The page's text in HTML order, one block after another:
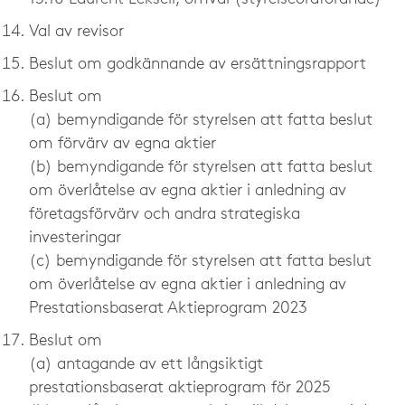
Val av revisor
Beslut om godkännande av ersättningsrapport
Beslut om
(a) bemyndigande för styrelsen att fatta beslut
om förvärv av egna aktier
(b) bemyndigande för styrelsen att fatta beslut
om överlåtelse av egna aktier i anledning av
företagsförvärv och andra strategiska
investeringar
(c) bemyndigande för styrelsen att fatta beslut
om överlåtelse av egna aktier i anledning av
Prestationsbaserat Aktieprogram 2023
Beslut om
(a) antagande av ett långsiktigt
prestationsbaserat aktieprogram för 2025